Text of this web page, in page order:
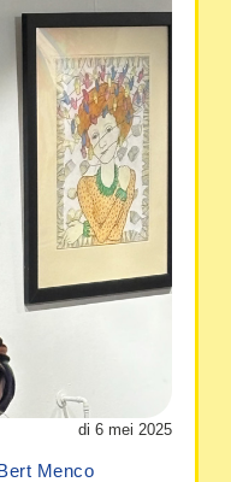
di 6 mei 2025
Menco